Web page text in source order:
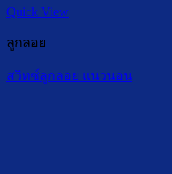
Quick View
ลูกลอย
สวิทซ์ลูกลอย แนวนอน